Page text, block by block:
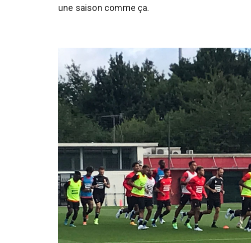
une saison comme ça.